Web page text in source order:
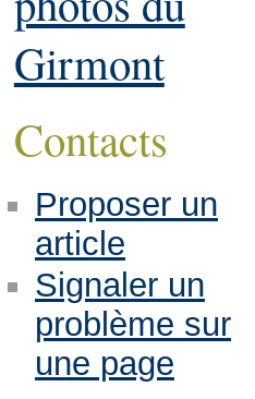
Girmont
Contacts
Proposer un
article
Signaler un
problème sur
une page